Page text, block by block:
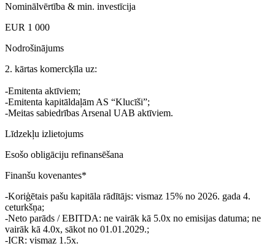
Nominālvērtība & min. investīcija
EUR 1 000
Nodrošinājums
2. kārtas komercķīla uz:
-Emitenta aktīviem;
-Emitenta kapitāldaļām AS “Klucīši”;
-Meitas sabiedrības Arsenal UAB aktīviem.
Līdzekļu izlietojums
Esošo obligāciju refinansēšana
Finanšu kovenantes*
-Koriģētais pašu kapitāla rādītājs: vismaz 15% no 2026. gada 4.
ceturkšņa;
-Neto parāds / EBITDA: ne vairāk kā 5.0x no emisijas datuma; ne
vairāk kā 4.0x, sākot no 01.01.2029.;
-ICR: vismaz 1.5x.